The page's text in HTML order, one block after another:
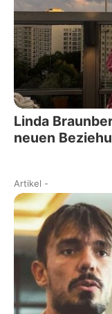
Linda
neuen
Artikel -